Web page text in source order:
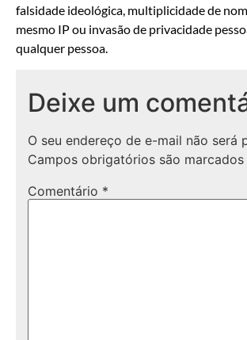
falsidade ideológica, multiplicidade de
mesmo IP ou invasão de privacidade
qualquer pessoa.
Deixe um
O seu endereço de e-mail não será
Campos obrigatórios são marcados
Comentário *